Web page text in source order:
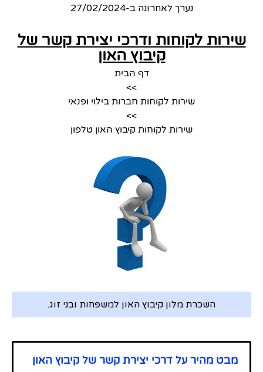
נערך לאחרונה ב-27/02/2024
שירות לקוחות ודרכי יצירת קשר של
קיבוץ האון
דף הבית
>>
שירות לקוחות חברות בילוי ופנאי
>>
שירות לקוחות קיבוץ האון טלפון
השכרת מלון קיבוץ האון למשפחות ובני זוג.
מבט מהיר על דרכי יצירת קשר של קיבוץ האון